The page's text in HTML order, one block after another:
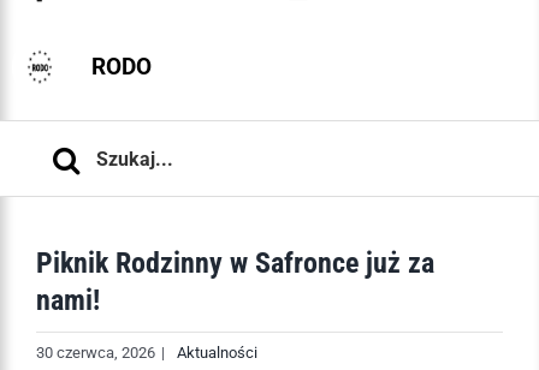
RODO
Piknik Rodzinny w Safronce już za
nami!
30 czerwca, 2026 | Aktualności